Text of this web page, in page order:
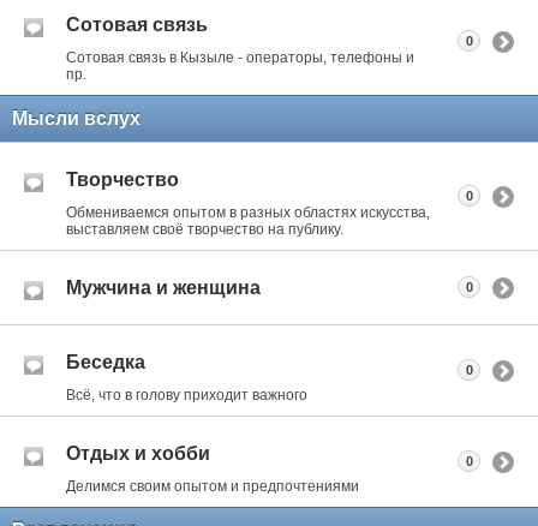
Сотовая связь
Сотовая связь в Кызыле - операторы, телефоны и
пр.
0
Мысли вслух
Творчество
Обмениваемся опытом в разных областях искусства,
выставляем своё творчество на публику.
0
Мужчина и женщина 0
Беседка
Всё, что в голову приходит важного
0
Отдых и хобби
Делимся своим опытом и предпочтениями
0